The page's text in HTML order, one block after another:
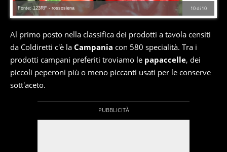
10di 10
Fonte: 123RF - rossosiena
Al primo posto nella classifica dei prodotti a tavola censiti
da Coldiretti c'è la Campania con 580 specialità. Tra i
prodotti campani preferiti troviamo le papaccelle, dei
piccoli peperoni più o meno piccanti usati per le conserve
sott'aceto.